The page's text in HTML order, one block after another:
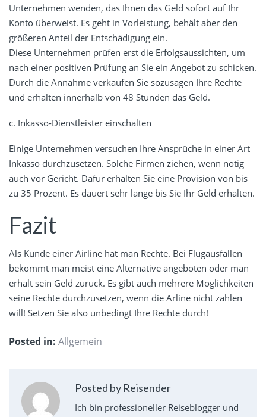
Unternehmen wenden, das Ihnen das Geld sofort auf Ihr
Konto überweist. Es geht in Vorleistung, behält aber den
größeren Anteil der Entschädigung ein.
Diese Unternehmen prüfen erst die Erfolgsaussichten, um
nach einer positiven Prüfung an Sie ein Angebot zu schicken.
Durch die Annahme verkaufen Sie sozusagen Ihre Rechte
und erhalten innerhalb von 48 Stunden das Geld.
c. Inkasso-Dienstleister einschalten
Einige Unternehmen versuchen Ihre Ansprüche in einer Art
Inkasso durchzusetzen. Solche Firmen ziehen, wenn nötig
auch vor Gericht. Dafür erhalten Sie eine Provision von bis
zu 35 Prozent. Es dauert sehr lange bis Sie Ihr Geld erhalten.
Fazit
Als Kunde einer Airline hat man Rechte. Bei Flugausfällen
bekommt man meist eine Alternative angeboten oder man
erhält sein Geld zurück. Es gibt auch mehrere Möglichkeiten
seine Rechte durchzusetzen, wenn die Arline nicht zahlen
will! Setzen Sie also unbedingt Ihre Rechte durch!
Posted in: Allgemein
Posted by Reisender
Ich bin professioneller Reiseblogger und